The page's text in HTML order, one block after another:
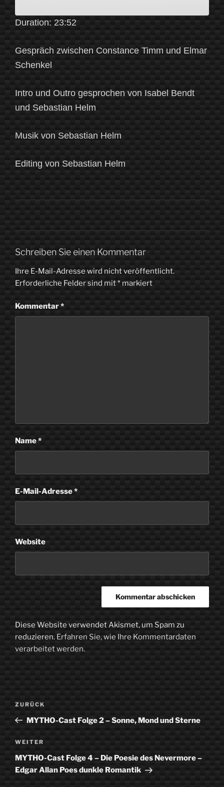
Duration: 23:52
Gespräch zwischen Constance Timm und Elmar
Schenkel
Intro und Outro gesprochen von Isabel Bendt
und Sebastian Helm
Musik von Sebastian Helm
Editing von Sebastian Helm
Schreiben Sie einen Kommentar
Ihre E-Mail-Adresse wird nicht veröffentlicht.
Erforderliche Felder sind mit* markiert
Kommentar*
Name*
E-Mail-Adresse*
Website
Diese Website verwendet Akismet, um Spam zu
reduzieren. Erfahren Sie, wie Ihre Kommentardaten
verarbeitet werden.
Beitragsnavigation
Vorheriger
Beitrag
ZURÜCK
MYTHO-Cast Folge 2 – Sonne, Mond und Sterne
Nächster
Beitrag
WEITER
MYTHO-Cast Folge 4 – Die Poesie des Nevermore –
Edgar Allan Poes dunkle Romantik